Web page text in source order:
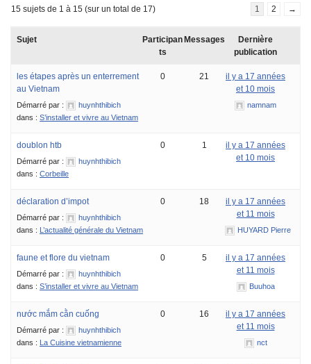
15 sujets de 1 à 15 (sur un total de 17) 1 2 →
Sujet
Participan
ts
Messages
Dernière
publication
les étapes après un enterrement
au Vietnam
Démarré par :
huynhthibich
dans : S’installer et vivre au Vietnam
0 21
il y a 17 années
et 10 mois
namnam
doublon htb
Démarré par :
huynhthibich
dans : Corbeille
0 1
il y a 17 années
et 10 mois
déclaration d’impot
Démarré par :
huynhthibich
dans : L’actualité générale du Vietnam
0 18
il y a 17 années
et 11 mois
HUYARD Pierre
faune et flore du vietnam
Démarré par :
huynhthibich
dans : S’installer et vivre au Vietnam
0 5
il y a 17 années
et 11 mois
Buuhoa
nước mắm cằn cuống
Démarré par :
huynhthibich
dans : La Cuisine vietnamienne
0 16
il y a 17 années
et 11 mois
nct